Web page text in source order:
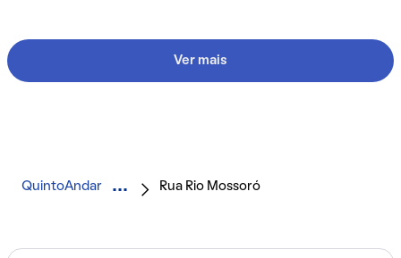
Ver mais
QuintoAndar Rua Rio Mossoró